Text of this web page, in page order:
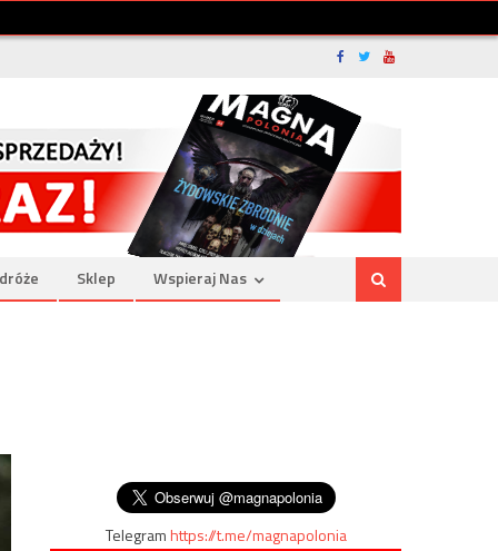
Sklep Wspieraj Nas
Telegramhttps://t.me/magnapolonia